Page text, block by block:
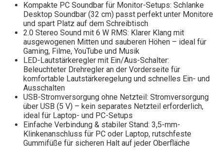
Kompakte PC Soundbar für Monitor-Setups: Schlanke
Desktop Soundbar (32 cm) passt perfekt unter Monitore
und spart Platz auf dem Schreibtisch
2.0 Stereo Sound mit 6 W RMS: Klarer Klang mit
ausgewogenen Mitten und sauberen Höhen – ideal für
Gaming, Filme, YouTube und Musik
LED-Lautstärkeregler mit Ein/Aus-Schalter:
Beleuchteter Drehregler an der Vorderseite für
komfortable Lautstärkeregelung und schnelles Ein- und
Ausschalten
USB-Stromversorgung ohne Netzteil: Stromversorgung
über USB (5 V) – kein separates Netzteil erforderlich,
ideal für Laptop- und PC-Setups
Einfache Verbindung & stabiler Stand: 3,5-mm-
Klinkenanschluss für PC oder Laptop, rutschfeste
Gummifüße für sicheren Halt auf jeder Oberfläche